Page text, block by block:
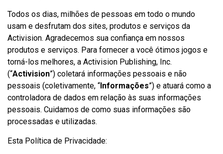
Todos os dias, milhões de pessoas em todo o mundo
usam e desfrutam dos sites, produtos e serviços da
Activision. Agradecemos sua confiança em nossos
produtos e serviços. Para fornecer a você ótimos jogos e
torná-los melhores, a Activision Publishing, Inc.
(“Activision”) coletará informações pessoais e não
pessoais (coletivamente, “Informações”) e atuará como a
controladora de dados em relação às suas informações
pessoais. Cuidamos de como suas informações são
processadas e utilizadas.
Esta Política de Privacidade: